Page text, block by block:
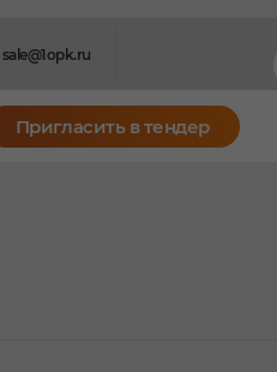
sale@1opk.ru
Пригласить в тендер